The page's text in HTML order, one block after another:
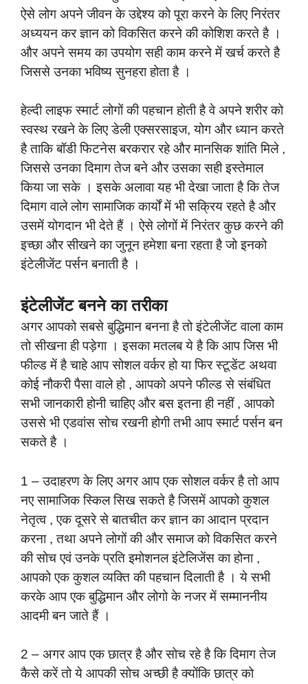
ऐसे लोग अपने जीवन के उद्देश्य को पूरा करने के लिए निरंतर
अध्ययन कर ज्ञान को विकसित करने की कोशिश करते है ।
और अपने समय का उपयोग सही काम करने में खर्च करते है
जिससे उनका भविष्य सुनहरा होता है ।
हेल्दी लाइफ स्मार्ट लोगों की पहचान होती है वे अपने शरीर को
स्वस्थ रखने के लिए डेली एक्सरसाइज, योग और ध्यान करते
है ताकि बॉडी फिटनेस बरकरार रहे और मानसिक शांति मिले ,
जिससे उनका दिमाग तेज बने और उसका सही इस्तेमाल
किया जा सके । इसके अलावा यह भी देखा जाता है कि तेज
दिमाग वाले लोग सामाजिक कार्यों में भी सक्रिय रहते है और
उसमें योगदान भी देते हैं । ऐसे लोगों में निरंतर कुछ करने की
इच्छा और सीखने का जुनून हमेशा बना रहता है जो इनको
इंटेलीजेंट पर्सन बनाती है ।
इंटेलीजेंट बनने का तरीका
अगर आपको सबसे बुद्धिमान बनना है तो इंटेलीजेंट वाला काम
तो सीखना ही पड़ेगा । इसका मतलब ये है कि आप जिस भी
फील्ड में है चाहे आप सोशल वर्कर हो या फिर स्टूडेंट अथवा
कोई नौकरी पैसा वाले हो , आपको अपने फील्ड से संबंधित
सभी जानकारी होनी चाहिए और बस इतना ही नहीं , आपको
उससे भी एडवांस सोच रखनी होगी तभी आप स्मार्ट पर्सन बन
सकते है ।
1 – उदाहरण के लिए अगर आप एक सोशल वर्कर है तो आप
नए सामाजिक स्किल सिख सकते है जिसमें आपको कुशल
नेतृत्व , एक दूसरे से बातचीत कर ज्ञान का आदान प्रदान
करना , तथा अपने लोगों की और समाज को विकसित करने
की सोच एवं उनके प्रति इमोशनल इंटेलिजेंस का होना ,
आपको एक कुशल व्यक्ति की पहचान दिलाती है । ये सभी
करके आप एक बुद्धिमान और लोगो के नजर में सम्माननीय
आदमी बन जाते हैं ।
2 – अगर आप एक छात्र है और सोच रहे है कि दिमाग तेज
कैसे करें तो ये आपकी सोच अच्छी है क्योंकि छात्र को